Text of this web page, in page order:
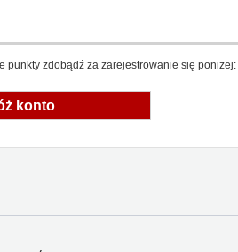
punkty zdobądź za zarejestrowanie się poniżej:
konto